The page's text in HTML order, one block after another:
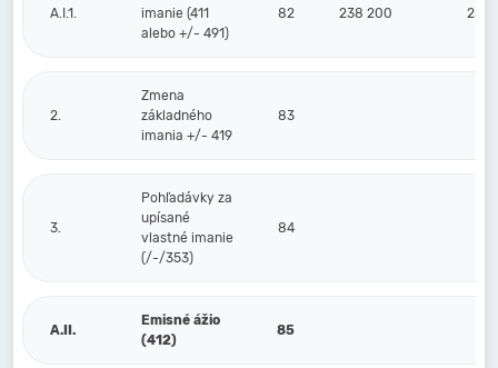
A.I.1.
imanie (411
alebo +/- 491)
82 238 200 238
2.
Zmena
základného
imania +/- 419
83
3.
Pohľadávky za
upísané
vlastné imanie
(/-/353)
84
A.II.
Emisné ážio
(412)
85